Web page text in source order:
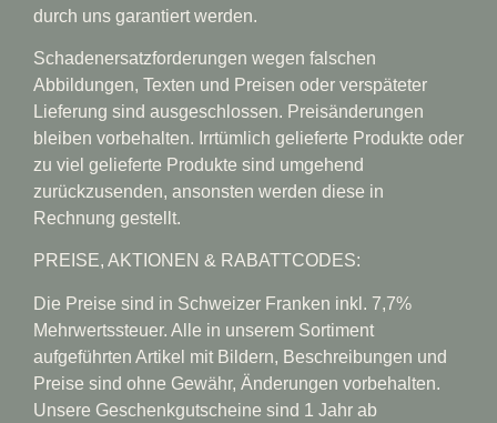
durch uns garantiert werden.
Schadenersatzforderungen wegen falschen
Abbildungen, Texten und Preisen oder verspäteter
Lieferung sind ausgeschlossen. Preisänderungen
bleiben vorbehalten. Irrtümlich gelieferte Produkte oder
zu viel gelieferte Produkte sind umgehend
zurückzusenden, ansonsten werden diese in
Rechnung gestellt.
PREISE, AKTIONEN & RABATTCODES:
Die Preise sind in Schweizer Franken inkl. 7,7%
Mehrwertssteuer. Alle in unserem Sortiment
aufgeführten Artikel mit Bildern, Beschreibungen und
Preise sind ohne Gewähr, Änderungen vorbehalten.
Unsere Geschenkgutscheine sind 1 Jahr ab